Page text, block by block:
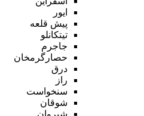
ایور
پیش قلعه
تیتکانلو
جاجرم
حصارگرمخان
درق
راز
سنخواست
شوقان
شیروان